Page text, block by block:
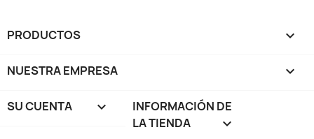
PRODUCTOS 
NUESTRA EMPRESA 
SU CUENTA 
INFORMACIÓN DE
LA TIENDA
keyboard_arrow_down